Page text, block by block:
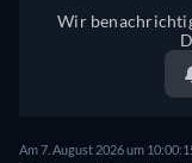
Wir
Am 7. August 2026 um